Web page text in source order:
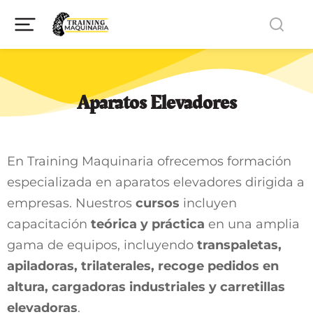
Aparatos Elevadores
En Training Maquinaria ofrecemos formación
especializada en aparatos elevadores dirigida a
empresas. Nuestros cursos incluyen
capacitación teórica y práctica en una amplia
gama de equipos, incluyendo transpaletas,
apiladoras, trilaterales, recoge pedidos en
altura, cargadoras industriales y carretillas
elevadoras.